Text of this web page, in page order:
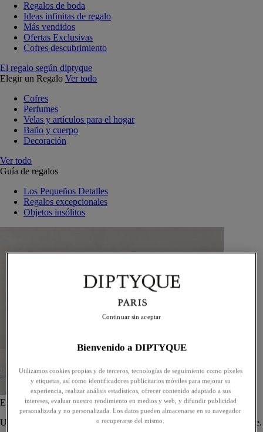
Regalos de boda
Ideas infinitas de regalo
Más vendidos
Ofertas Exclusivas
Cofres descubrimiento
El regalo según diptyque
Elegir un Regalo Ver todo
Cofres
Perfumes
Velas y artículos para el hogar
Baño y cuerpo
Decoración
Ver todo
Guía de regalos
Los Pequeños Detalles
Regalos excepcionales
Objetos insólitos
Estuche de 5 eaux de toilette - Para componer
Un estuche a medida de cinco eaux de toilette, para regalar o regalarse.
Bienvenido a DIPTYQUE
Utilizamos cookies propias y de terceros, tecnologías de seguimiento como píxeles
y etiquetas, así como identificadores publicitarios móviles para mejorar su
experiencia, realizar análisis estadísticos, ofrecer contenido adaptado a sus
intereses, evaluar nuestro rendimiento en medios y web, y difundir publicidad
personalizada y no personalizada. Los datos pueden almacenarse en su navegador
o recuperarse del mismo.
Continuar sin aceptar